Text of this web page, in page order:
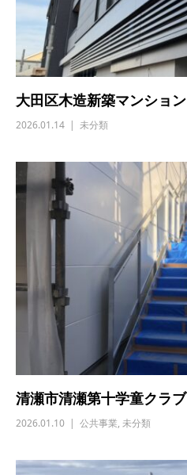
大田区木造新築マンション
2026.01.14 未分類
清瀬市清瀬第十学童クラブ
2026.01.10 公共事業, 未分類